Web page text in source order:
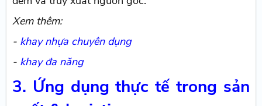
Xem thêm:
- khay nhựa chuyên dụng
- khay đa năng
3. Ứng dụng thực tế trong sản